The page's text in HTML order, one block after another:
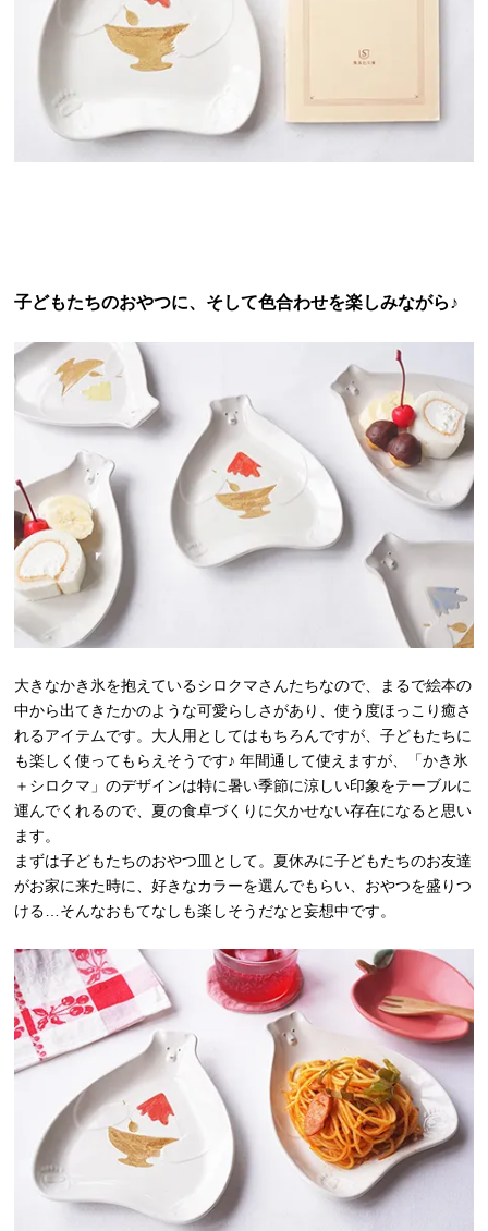
子どもたちのおやつに、そして色合わせを楽しみながら♪
大きなかき氷を抱えているシロクマさんたちなので、まるで絵本の
中から出てきたかのような可愛らしさがあり、使う度ほっこり癒さ
れるアイテムです。大人用としてはもちろんですが、子どもたちに
も楽しく使ってもらえそうです♪ 年間通して使えますが、「かき氷
＋シロクマ」のデザインは特に暑い季節に涼しい印象をテーブルに
運んでくれるので、夏の食卓づくりに欠かせない存在になると思い
ます。
まずは子どもたちのおやつ皿として。夏休みに子どもたちのお友達
がお家に来た時に、好きなカラーを選んでもらい、おやつを盛りつ
ける…そんなおもてなしも楽しそうだなと妄想中です。